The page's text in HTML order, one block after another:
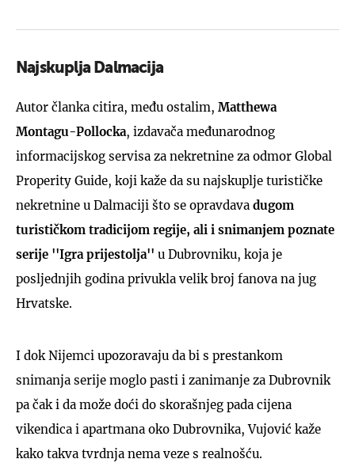
Najskuplja Dalmacija
Autor članka citira, među ostalim, Matthewa
Montagu-Pollocka, izdavača međunarodnog
informacijskog servisa za nekretnine za odmor Global
Properity Guide, koji kaže da su najskuplje turističke
nekretnine u Dalmaciji što se opravdava dugom
turističkom tradicijom regije, ali i snimanjem poznate
serije ''Igra prijestolja'' u Dubrovniku, koja je
posljednjih godina privukla velik broj fanova na jug
Hrvatske.
I dok Nijemci upozoravaju da bi s prestankom
snimanja serije moglo pasti i zanimanje za Dubrovnik
pa čak i da može doći do skorašnjeg pada cijena
vikendica i apartmana oko Dubrovnika, Vujović kaže
kako takva tvrdnja nema veze s realnošću.